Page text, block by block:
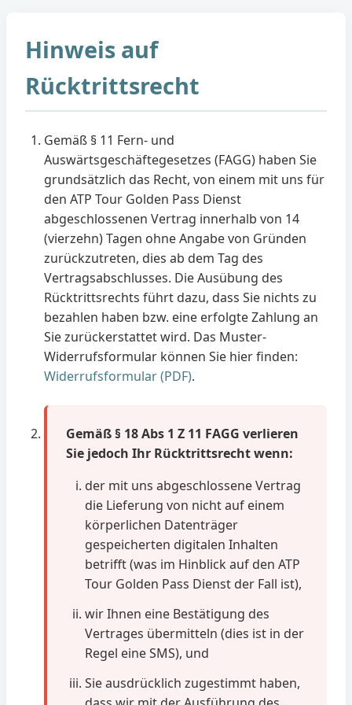
Hinweis auf
Rücktrittsrecht
Gemäß § 11 Fern- und
Auswärtsgeschäftegesetzes (FAGG) haben Sie
grundsätzlich das Recht, von einem mit uns für
den ATP Tour Golden Pass Dienst
abgeschlossenen Vertrag innerhalb von 14
(vierzehn) Tagen ohne Angabe von Gründen
zurückzutreten, dies ab dem Tag des
Vertragsabschlusses. Die Ausübung des
Rücktrittsrechts führt dazu, dass Sie nichts zu
bezahlen haben bzw. eine erfolgte Zahlung an
Sie zurückerstattet wird. Das Muster-
Widerrufsformular können Sie hier finden:
Widerrufsformular (PDF).
Gemäß § 18 Abs 1 Z 11 FAGG verlieren
Sie jedoch Ihr Rücktrittsrecht wenn:
der mit uns abgeschlossene Vertrag
die Lieferung von nicht auf einem
körperlichen Datenträger
gespeicherten digitalen Inhalten
betrifft (was im Hinblick auf den ATP
Tour Golden Pass Dienst der Fall ist),
wir Ihnen eine Bestätigung des
Vertrages übermitteln (dies ist in der
Regel eine SMS), und
Sie ausdrücklich zugestimmt haben,